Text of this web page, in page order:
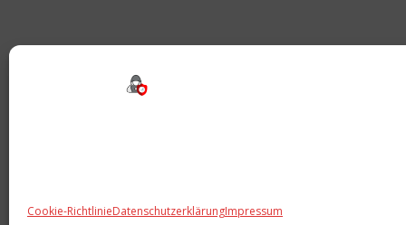
Cookie-RichtlinieDatenschutzerklärungImpressum